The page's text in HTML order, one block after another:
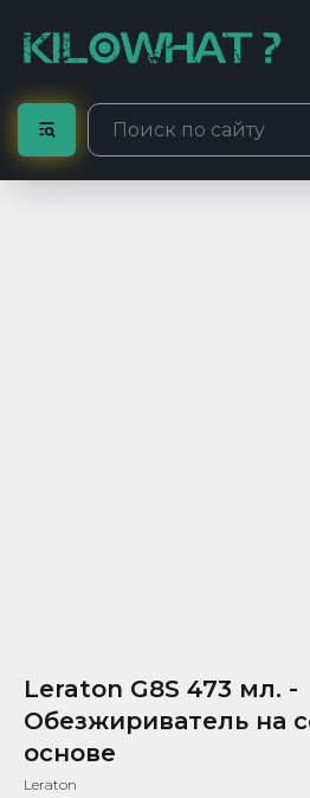
Leraton G8S 473 мл. -
Обезжириватель на
основе
Leraton